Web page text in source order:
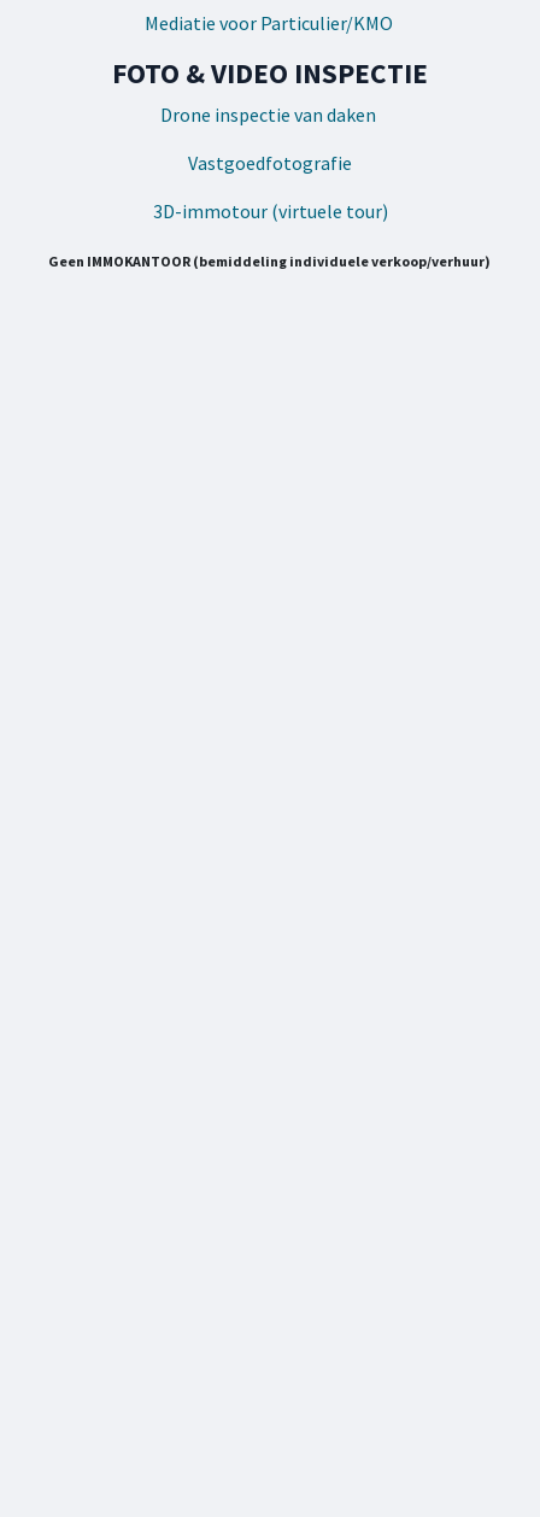
Mediatie voor Particulier/KMO
FOTO & VIDEO INSPECTIE
Drone inspectie van daken
Vastgoedfotografie
3D-immotour (virtuele tour)
Geen IMMOKANTOOR (bemiddeling individuele verkoop/verhuur)